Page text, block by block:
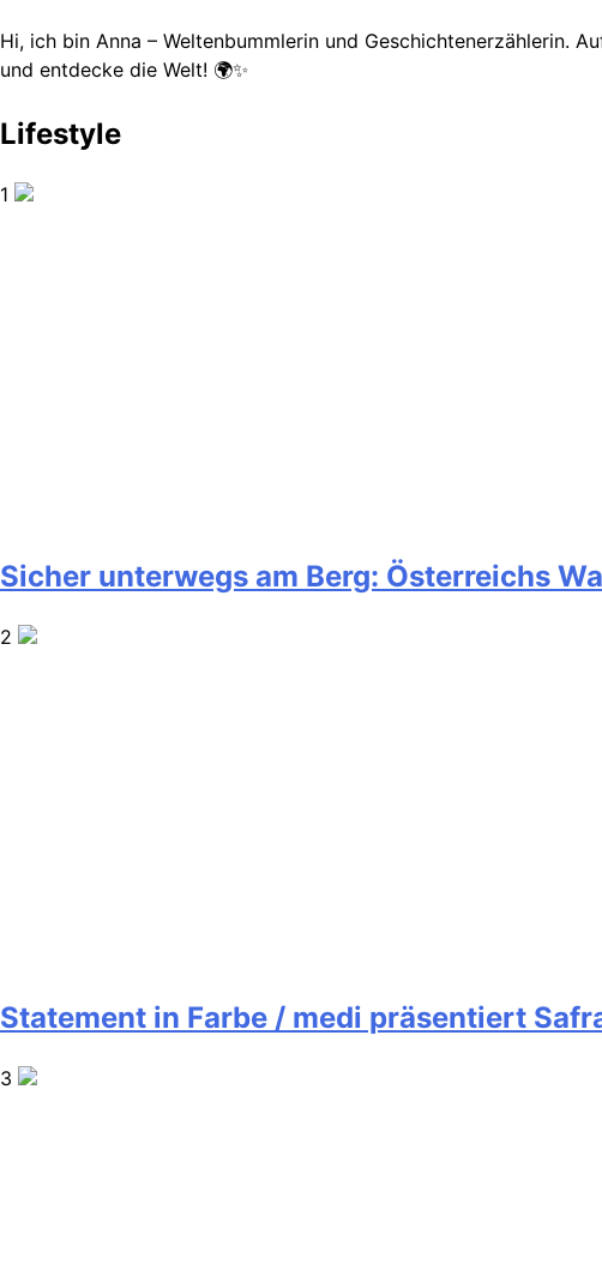
Hi, ich bin Anna – Weltenbummlerin und Geschichtenerzählerin.
und entdecke die Welt! 🌍✨
Lifestyle
1
Sicher unterwegs am Berg: Österreichs
2
Statement in Farbe / medi präsentiert
3